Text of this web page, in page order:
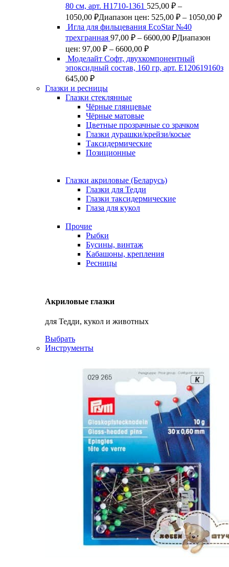
80 см, арт. Н1710-1361 525,00 ₽ –
1050,00 ₽Диапазон цен: 525,00 ₽ – 1050,00 ₽
Игла для фильцевания EcoStar №40
трехгранная 97,00 ₽ – 6600,00 ₽Диапазон
цен: 97,00 ₽ – 6600,00 ₽
Моделайт Софт, двухкомпонентный
эпоксидный состав, 160 гр, арт. Е120619160з
645,00 ₽
Глазки и ресницы
Глазки стеклянные
Чёрные глянцевые
Чёрные матовые
Цветные прозрачные со зрачком
Глазки дурашки/крейзи/косые
Таксидермические
Позиционные
Глазки акриловые (Беларусь)
Глазки для Тедди
Глазки таксидермические
Глаза для кукол
Прочие
Рыбки
Бусины, винтаж
Кабашоны, крепления
Ресницы
Акриловые глазки
для Тедди, кукол и животных
Выбрать
Инструменты